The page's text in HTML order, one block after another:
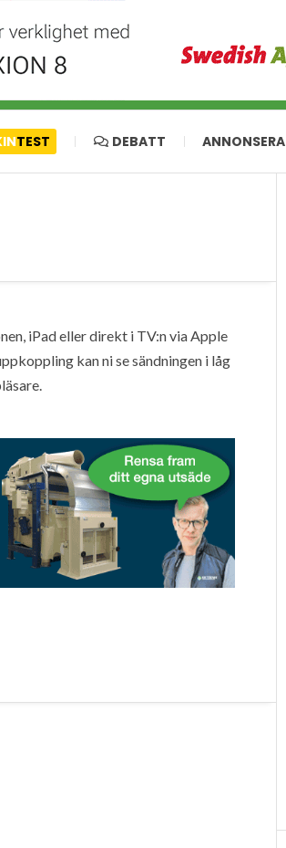
TEST DEBATT ANNONSERA
iPad eller direkt i TV:n via Apple
kan ni se sändningen i låg